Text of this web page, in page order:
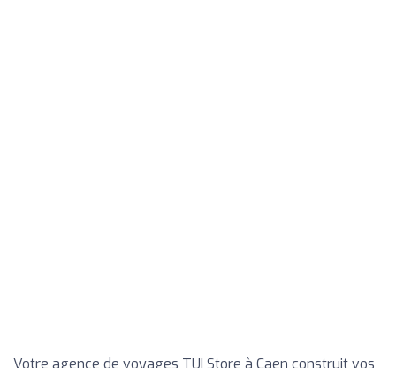
Votre agence de voyages TUI Store à Caen construit vos